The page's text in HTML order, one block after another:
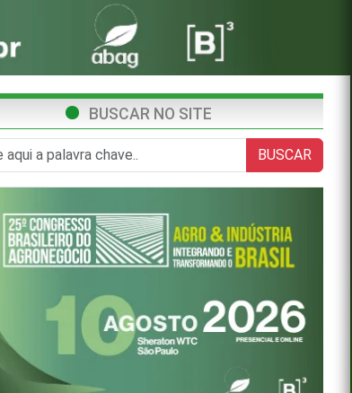
BUSCAR NO SITE
BUSCAR